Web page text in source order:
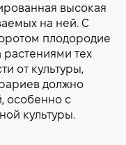
высокая
на ней. С
плодородие
растениями тех
от культуры,
должно
особенно с
культуры.